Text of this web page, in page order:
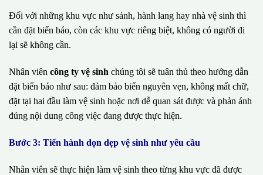
Đối với những khu vực như sảnh, hành lang hay nhà vệ sinh thì
cần đặt biển báo, còn các khu vực riêng biệt, không có người đi
lại sẽ không cần.
Nhân viên công ty vệ sinh chúng tôi sẽ tuân thủ theo hướng dẫn
đặt biển báo như sau: đảm bảo biển nguyên vẹn, không mất chữ,
đặt tại hai đầu làm vệ sinh hoặc nơi dễ quan sát được và phản ánh
đúng nội dung công việc đang được thực hiện.
Bước 3: Tiến hành dọn dẹp vệ sinh như yêu cầu
Nhân viên sẽ thực hiện làm vệ sinh theo từng khu vực đã được